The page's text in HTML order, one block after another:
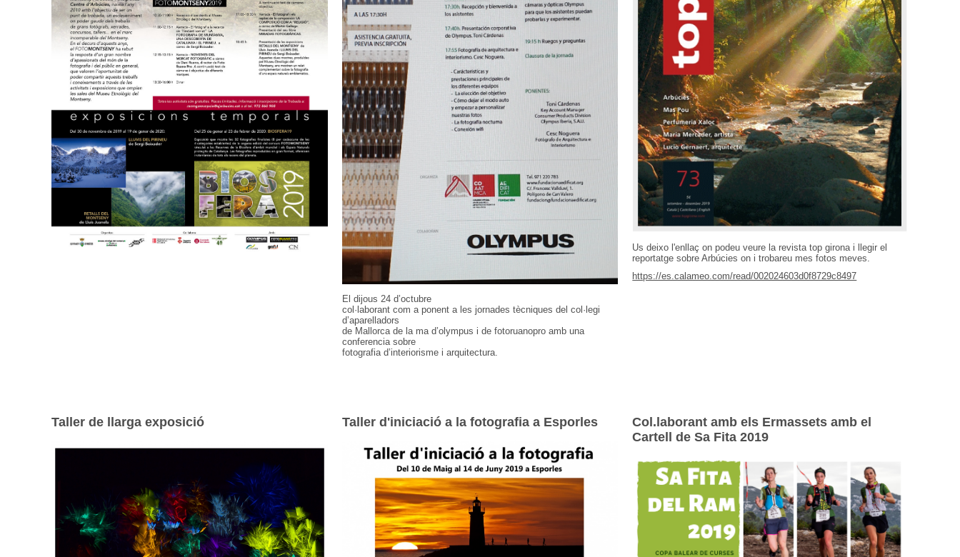
El dijous 24 d’octubre
col·laborant com a ponent a les jornades tècniques del col·legi
d’aparelladors
de Mallorca de la ma d’olympus i de fotoruanopro amb una
conferencia sobre
fotografia d’interiorisme i arquitectura.
Us deixo l'enllaç on podeu veure la revista top girona i llegir el
reportatge sobre Arbúcies on i trobareu mes fotos meves.
https://es.calameo.com/read/002024603d0f8729c8497
Taller de llarga exposició Taller d'iniciació a la fotografia a Esporles
Col.laborant amb els Ermassets amb el
Cartell de Sa Fita 2019